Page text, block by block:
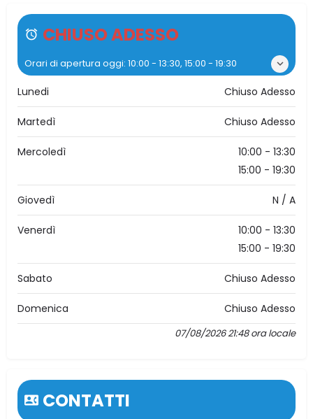
CHIUSO ADESSO
Orari di apertura oggi: 10:00 - 13:30, 15:00 - 19:30
Lunedi Chiuso Adesso
Martedì Chiuso Adesso
Mercoledì
10:00 - 13:30
15:00 - 19:30
Giovedì N / A
Venerdì
10:00 - 13:30
15:00 - 19:30
Sabato Chiuso Adesso
Domenica Chiuso Adesso
07/08/2026 21:48 ora locale
CONTATTI